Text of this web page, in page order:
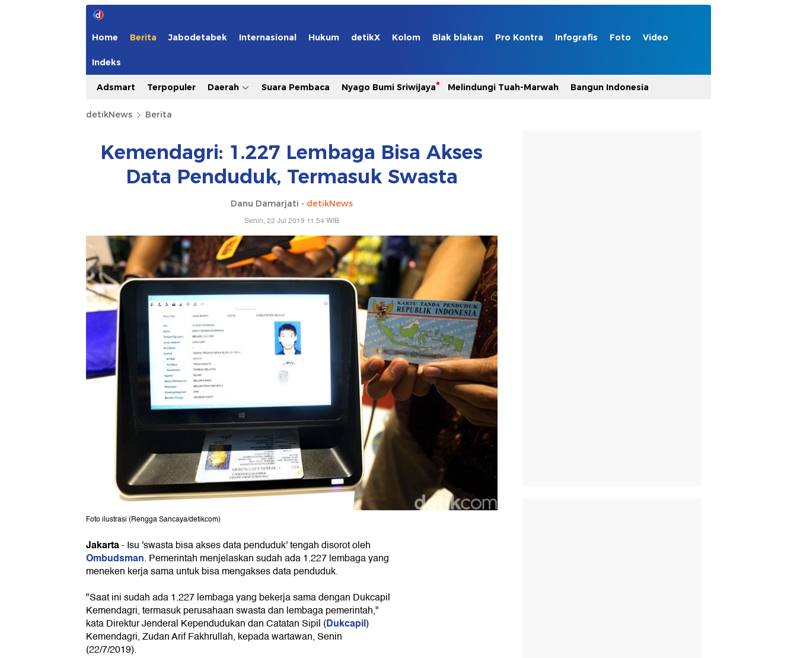
Home Berita Jabodetabek Internasional Hukum detikX Kolom Blak blakan Pro Kontra Infografis Foto Video
Indeks
Adsmart Terpopuler Daerah Suara Pembaca Nyago Bumi Sriwijaya Melindungi Tuah-Marwah Bangun Indonesia
detikNews Berita
Kemendagri: 1.227 Lembaga Bisa Akses
Data Penduduk, Termasuk Swasta
Danu Damarjati - detikNews
Senin, 22 Jul 2019 11:54 WIB
Foto ilustrasi (Rengga Sancaya/detikcom)
Jakarta-Isu 'swasta bisa akses data penduduk' tengah disorot oleh
Ombudsman. Pemerintah menjelaskan sudah ada 1.227 lembaga yang
meneken kerja sama untuk bisa mengakses data penduduk.
"Saat ini sudah ada 1.227 lembaga yang bekerja sama dengan Dukcapil
Kemendagri, termasuk perusahaan swasta dan lembaga pemerintah,"
kata Direktur Jenderal Kependudukan dan Catatan Sipil (Dukcapil)
Kemendagri, Zudan Arif Fakhrullah, kepada wartawan, Senin
(22/7/2019).